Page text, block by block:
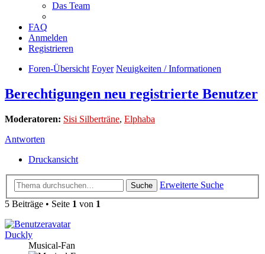
Das Team
FAQ
Anmelden
Registrieren
Foren-Übersicht Foyer Neuigkeiten / Informationen
Berechtigungen neu registrierte Benutzer
Moderatoren: Sisi Silberträne, Elphaba
Antworten
Druckansicht
Suche
Erweiterte Suche
5 Beiträge • Seite 1 von 1
Duckly
Musical-Fan